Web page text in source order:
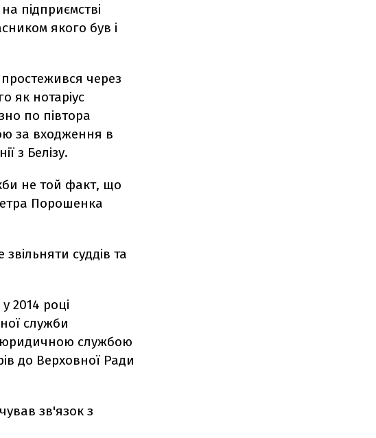
підприємстві
якого був і
через
як нотаріус
по півтора
за входження в
з Белізу.
не той факт, що
Порошенка
суддів та
2014 році
служби
юридичною службою
до Верховної Ради
зв'язок з